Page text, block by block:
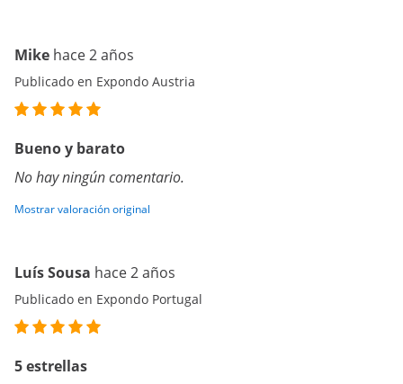
Mike hace 2 años
Publicado en Expondo Austria
Bueno y barato
No hay ningún comentario.
Mostrar valoración original
Luís Sousa hace 2 años
Publicado en Expondo Portugal
5 estrellas